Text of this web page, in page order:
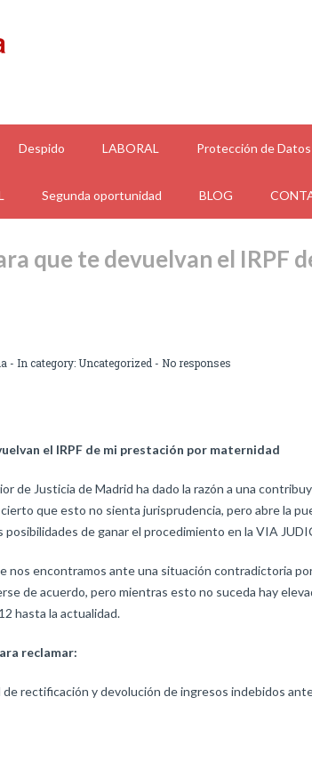
Despido LABORAL Protección de Datos
Segunda oportunidad BLOG
que te devuelvan el IRPF
- In category: Uncategorized - No responses
el IRPF de mi prestación por maternidad
de Justicia de Madrid ha dado la razón a una
que esto no sienta jurisprudencia, pero abre la
posibilidades de ganar el procedimiento en la VIA
encontramos ante una situación contradictoria
de acuerdo, pero mientras esto no suceda hay
hasta la actualidad.
reclamar:
rectificación y devolución de ingresos indebidos